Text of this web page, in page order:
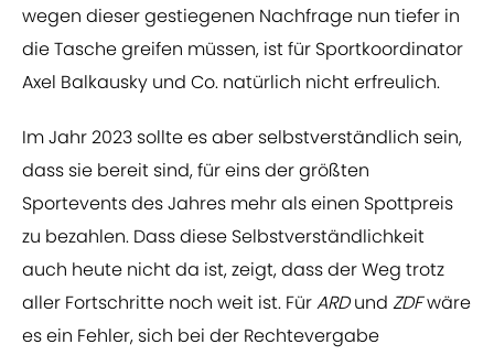
wegen dieser gestiegenen Nachfrage nun tiefer in
die Tasche greifen müssen, ist für Sportkoordinator
Axel Balkausky und Co. natürlich nicht erfreulich.
Im Jahr 2023 sollte es aber selbstverständlich sein,
dass sie bereit sind, für eins der größten
Sportevents des Jahres mehr als einen Spottpreis
zu bezahlen. Dass diese Selbstverständlichkeit
auch heute nicht da ist, zeigt, dass der Weg trotz
aller Fortschritte noch weit ist. FürARDund ZDFwäre
es ein Fehler, sich bei der Rechtevergabe